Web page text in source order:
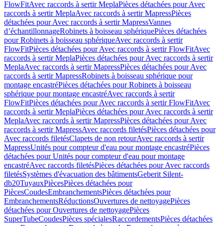
FlowFitAvec raccords à sertir MeplaPièces détachées pour Avec
raccords à sertir MeplaAvec raccords à sertir MapressPièces
détachées pour Avec raccords à sertir MapressVannes
d’échantillonnageRobinets à boisseau sphériquePièces détachées
pour Robinets à boisseau sphériqueAvec raccords à sertir
FlowFitPièces détachées pour Avec raccords à sertir FlowFitAvec
raccords à sertir MeplaPièces détachées pour Avec raccords à sertir
MeplaAvec raccords à sertir MapressPièces détachées pour Avec
raccords à sertir MapressRobinets à boisseau sphérique pour
montage encastréPièces détachées pour Robinets à boisseau
sphérique pour montage encastréAvec raccords à sertir
FlowFitPièces détachées pour Avec raccords à sertir FlowFitAvec
raccords à sertir MeplaPièces détachées pour Avec raccords à sertir
MeplaAvec raccords à sertir MapressPièces détachées pour Avec
raccords à sertir MapressAvec raccords filetésPièces détachées pour
Avec raccords filetésClapets de non retourAvec raccords à sertir
MapressUnités pour compteur d'eau pour montage encastréPièces
détachées pour Unités pour compteur d'eau pour montage
encastréAvec raccords filetésPièces détachées pour Avec raccords
filetésSystèmes d'évacuation des bâtimentsGeberit Silent-
db20TuyauxPiècesPièces détachées pour
PiècesCoudesEmbranchementsPièces détachées pour
EmbranchementsRéductionsOuvertures de nettoyagePièces
détachées pour Ouvertures de nettoyagePièces
SuperTubeCoudesPièces spécialesRaccordementsPièces détachées